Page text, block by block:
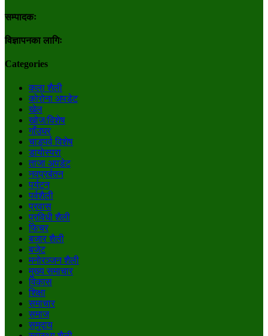
सम्पादकः
विज्ञापनका लागिः
Categories
कला शैली
कोरोना अपडेट
खेल
खोज/विशेष
गाँउघर
चाडपर्व विशेष
डायाेस्परा
ताजा अपडेट
नवप्रर्बतन
पर्यटन
पर्वशैली
प्रवास
प्रविधी शैली
फिचर
बजार शैली
बजेट
मनाेरञ्जन शैली
मुख्य समाचार
विकास
शिक्षा
समाचार
समाज
समुदाय